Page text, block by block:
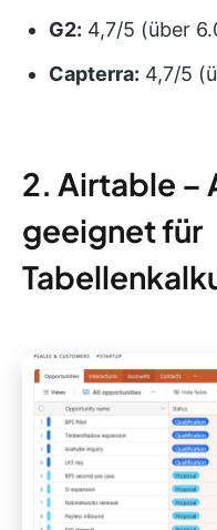
G2: 4,7/5 (über
Capterra: 4,7/5
2. Airtable –
geeignet für